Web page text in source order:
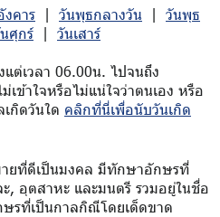
งคาร | วันพุธกลางวัน | วันพุธ
ศุกร์ | วันเสาร์
แต่เวลา 06.00น. ไปจนถึง
ข้าใจหรือไม่แน่ใจว่าตนเอง หรือ
กิดวันใด คลิกที่นี่เพื่อนับวันเกิด
ยที่ดีเป็นมงคล มีทักษาอักษรที่
, อุตสาหะ และมนตรี รวมอยู่ในชื่อ
รที่เป็นกาลกิณีโดยเด็ดขาด